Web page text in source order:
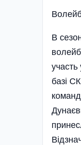
В
участь
базі